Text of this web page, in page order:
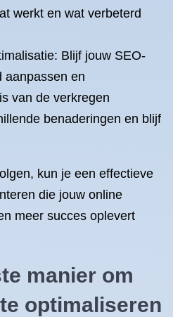
werkt en wat verbeterd
Blijf jouw SEO-
aanpassen en
van de verkregen
benaderingen en blijf
kun je een effectieve
die jouw online
meer succes oplevert
manier om
optimaliseren